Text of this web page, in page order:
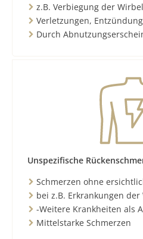
z.B. Verbiegung der
Verletzungen,
Durch
Unspezifische
Schmerzen ohne
bei z.B. Erkrankungen
-Weitere Krankheiten als
Mittelstarke Schmerzen